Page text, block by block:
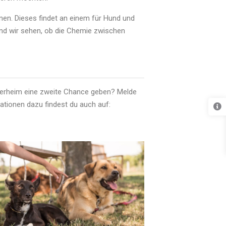
Dieses findet an einem für Hund und
wir sehen, ob die Chemie zwischen
eine zweite Chance geben? Melde
dazu findest du auch auf: